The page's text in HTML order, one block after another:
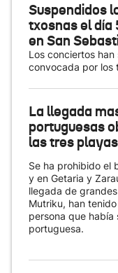
Suspendidos
txosnas el día
en San
Los conciertos
convocada por los
La llegada
portuguesas
las tres
Se ha prohibido el
y en Getaria y
llegada de
Mutriku, han
persona que
portuguesa.